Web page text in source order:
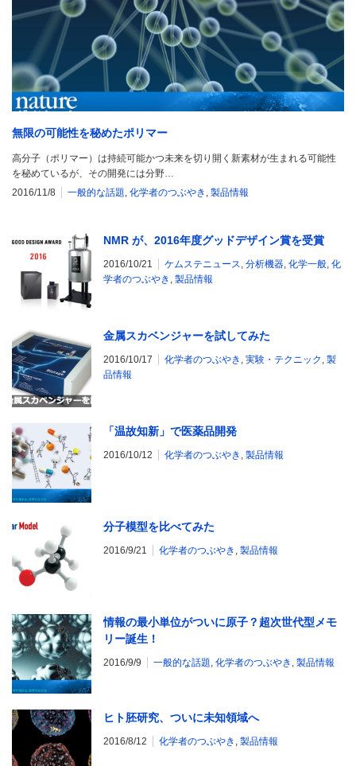
無限の可能性を秘めたポリマー
高分子（ポリマー）は持続可能かつ未来を切り開く新素材が生まれる可能性
を秘めているが、その開発には分野…
2016/11/8
一般的な話題, 化学者のつぶやき , 製品情報
NMR が、2016年度グッドデザイン賞を受賞
2016/10/21 ケムステニュース, 分析機器, 化学一般, 化
学者のつぶやき , 製品情報
金属スカベンジャーを試してみた
2016/10/17 化学者のつぶやき , 実験・テクニック , 製
品情報
「温故知新」で医薬品開発
2016/10/12 化学者のつぶやき , 製品情報
分子模型を比べてみた
2016/9/21 化学者のつぶやき , 製品情報
情報の最小単位がついに原子？超次世代型メモ
リー誕生！
2016/9/9 一般的な話題, 化学者のつぶやき , 製品情報
ヒト胚研究、ついに未知領域へ
2016/8/12 化学者のつぶやき , 製品情報